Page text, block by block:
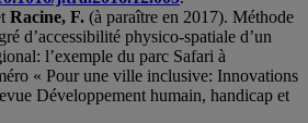
Racine, F. (à paraître en 2017). Méthode
d’accessibilité physico-spatiale d’un
l’exemple du parc Safari à
« Pour une ville inclusive: Innovations
Développement humain, handicap et